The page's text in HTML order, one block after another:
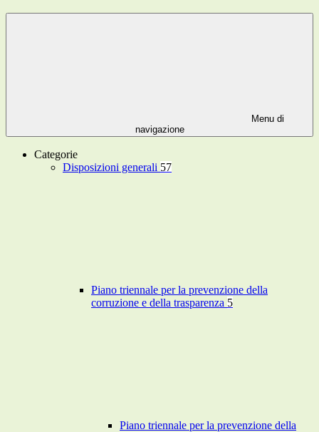
Menu di
navigazione
Categorie
Disposizioni generali 57
Piano triennale per la prevenzione della
corruzione e della trasparenza 5
Piano triennale per la prevenzione della